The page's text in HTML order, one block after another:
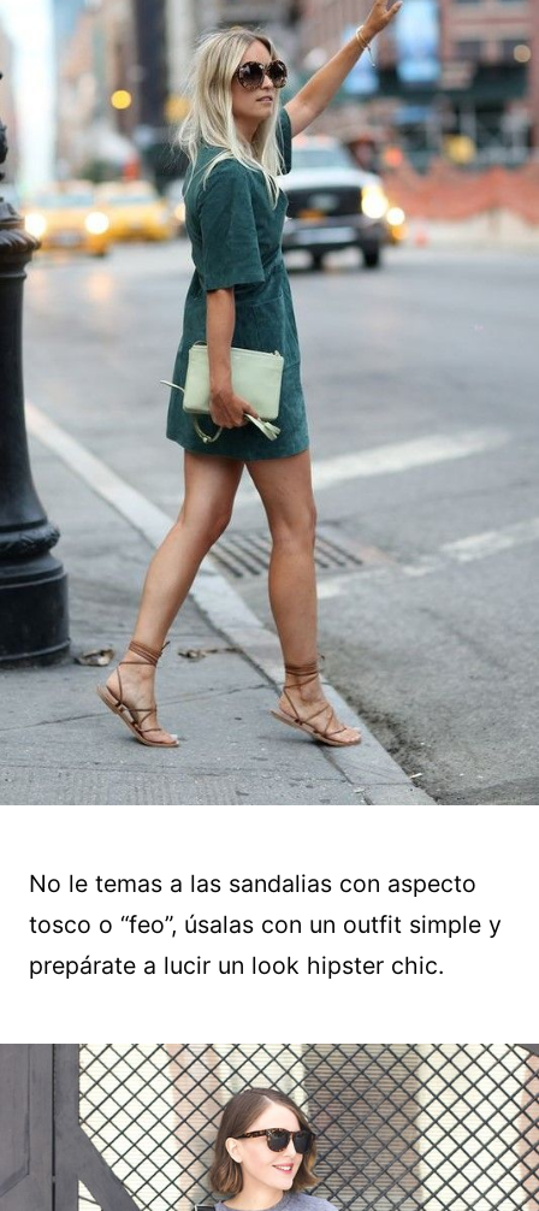
No le temas a las sandalias con aspecto
tosco o “feo”, úsalas con un outfit simple y
prepárate a lucir un look hipster chic.